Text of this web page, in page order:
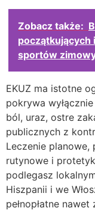
Zobacz także:
początkujących
sportów
EKUZ ma istotne
pokrywa
ból, uraz, ostre
publicznych z
Leczenie planowe,
rutynowe i
podlegasz
Hiszpanii i we
pełnopłatne